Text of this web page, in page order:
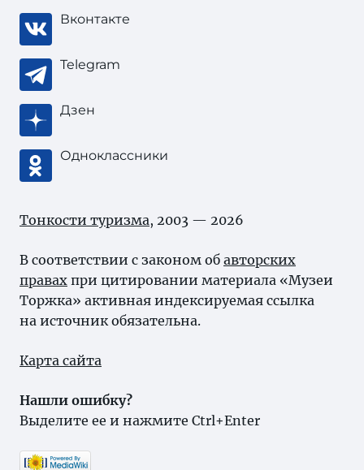
Вконтакте
Telegram
Дзен
Одноклассники
Тонкости туризма, 2003 — 2026
В соответствии с законом об авторских
правах при цитировании материала «Музеи
Торжка» активная индексируемая ссылка
на источник обязательна.
Карта сайта
Нашли ошибку?
Выделите ее и нажмите Ctrl+Enter